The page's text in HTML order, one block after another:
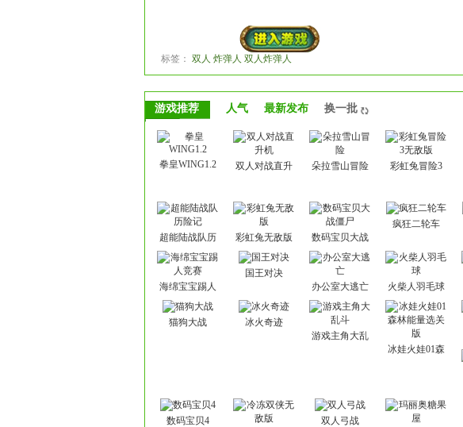
标签： 双人 炸弹人 双人炸弹人
游戏推荐 人气 最新发布 换一批
拳皇WING1.2
双人对战直升
朵拉雪山冒险
彩虹兔冒险3
超能陆战队历
彩虹兔无敌版
数码宝贝大战
疯狂二轮车
海绵宝宝踢人
国王对决
办公室大逃亡
火柴人羽毛球
猫狗大战
冰火奇迹
游戏主角大乱
冰娃火娃01森
数码宝贝4
双人弓战